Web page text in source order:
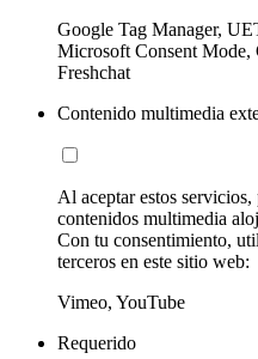
Google Tag Manager,
Microsoft Consent Mode,
Freshchat
Contenido multimedia
Al aceptar estos
contenidos multimedia
Con tu consentimiento,
terceros en este sitio web:
Vimeo, YouTube
Requerido